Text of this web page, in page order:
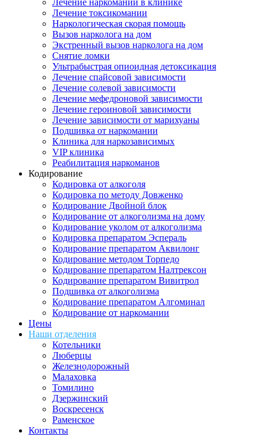
Лечение наркомании в клинике
Лечение токсикомании
Наркологическая скорая помощь
Вызов нарколога на дом
Экстренный вызов нарколога на дом
Снятие ломки
Ультрабыстрая опиоидная детоксикация
Лечение спайсовой зависимости
Лечение солевой зависимости
Лечение мефедроновой зависимости
Лечение героиновой зависимости
Лечение зависимости от марихуаны
Подшивка от наркомании
Клиника для наркозависимых
VIP клиника
Реабилитация наркоманов
Кодирование
Кодировка от алкоголя
Кодировка по методу Довженко
Кодирование Двойной блок
Кодирование от алкоголизма на дому
Кодирование уколом от алкоголизма
Кодировка препаратом Эспераль
Кодирование препаратом Аквилонг
Кодирование методом Торпедо
Кодирование препаратом Налтрексон
Кодирование препаратом Вивитрол
Подшивка от алкоголизма
Кодирование препаратом Алгоминал
Кодирование от наркомании
Цены
Наши отделения
Котельники
Люберцы
Железнодорожный
Малаховка
Томилино
Дзержинский
Воскресенск
Раменское
Контакты